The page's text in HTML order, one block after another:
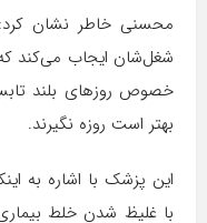
محسنی خاطر نشان
شغل‌شان ایجاب می‌کند
خصوص روزهای بلند
بهتر است روزه نگیرند.
این پزشک با اشاره به
با غلیظ شدن خلط